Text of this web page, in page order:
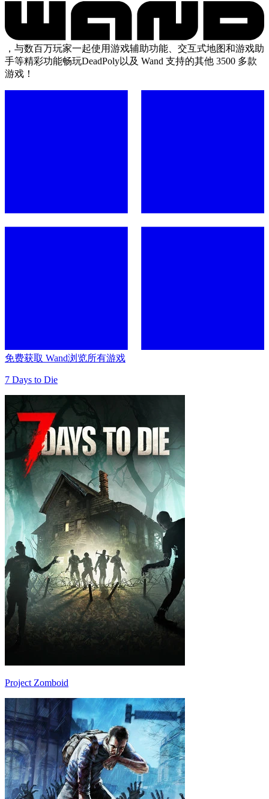
，与数百万玩家一起使用游戏辅助功能、交互式地图和游戏助
手等精彩功能畅玩DeadPoly以及 Wand 支持的其他 3500 多款
游戏！
免费获取 Wand浏览所有游戏
7 Days to Die
Project Zomboid